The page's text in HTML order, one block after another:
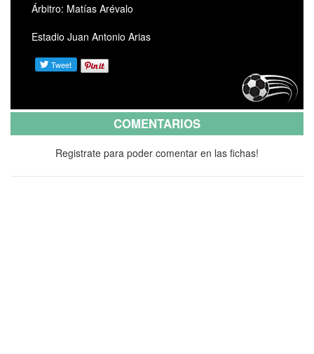
Árbitro: Matías Arévalo
Estadio Juan Antonio Arias
COMENTARIOS
Registrate para poder comentar en las fichas!